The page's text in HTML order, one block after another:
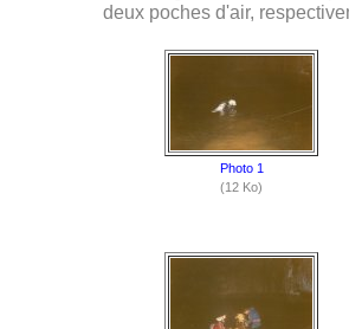
deux poches d'air,
Photo 1
(12 Ko)